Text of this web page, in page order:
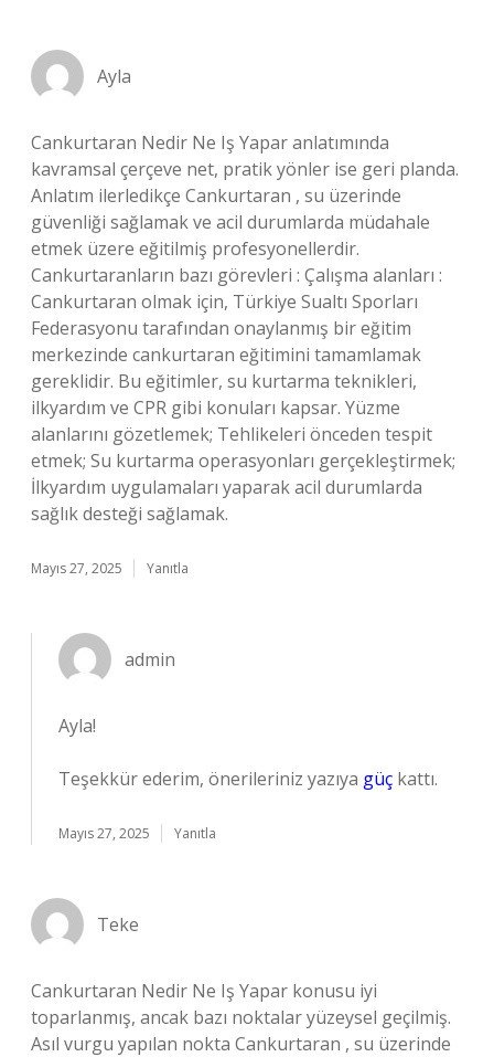
Ayla
Cankurtaran Nedir Ne Iş Yapar anlatımında
kavramsal çerçeve net, pratik yönler ise geri planda.
Anlatım ilerledikçe Cankurtaran , su üzerinde
güvenliği sağlamak ve acil durumlarda müdahale
etmek üzere eğitilmiş profesyonellerdir.
Cankurtaranların bazı görevleri : Çalışma alanları :
Cankurtaran olmak için, Türkiye Sualtı Sporları
Federasyonu tarafından onaylanmış bir eğitim
merkezinde cankurtaran eğitimini tamamlamak
gereklidir. Bu eğitimler, su kurtarma teknikleri,
ilkyardım ve CPR gibi konuları kapsar. Yüzme
alanlarını gözetlemek; Tehlikeleri önceden tespit
etmek; Su kurtarma operasyonları gerçekleştirmek;
İlkyardım uygulamaları yaparak acil durumlarda
sağlık desteği sağlamak.
Mayıs 27, 2025 Yanıtla
admin
Ayla!
Teşekkür ederim, önerileriniz yazıya güç kattı.
Mayıs 27, 2025 Yanıtla
Teke
Cankurtaran Nedir Ne Iş Yapar konusu iyi
toparlanmış, ancak bazı noktalar yüzeysel geçilmiş.
Asıl vurgu yapılan nokta Cankurtaran , su üzerinde